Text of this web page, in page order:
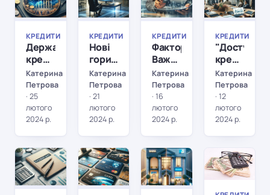
КРЕДИТИ
Державне
кредитування
під
час
війни:
рятувальне
коло
для
майбутнього?
Катерина
Петрова
· 25
лютого
2024 р.
КРЕДИТИ
Нові
горизонти
кредитування:
Як
інновації
змінюють
доступ
Катерина
Петрова
· 21
лютого
2024 р.
КРЕДИТИ
Факторинг:
Важливий
інструмент
для
розвитку
вашого
бізнесу
Катерина
Петрова
· 16
лютого
2024 р.
КРЕДИТИ
"Доступні
кредити
5-7-
9%":
як
отримати
кредит
умовах
Катерина
Петрова
· 12
лютого
2024 р.
КРЕДИТИ КРЕДИТИ КРЕДИТИ КРЕДИТИ